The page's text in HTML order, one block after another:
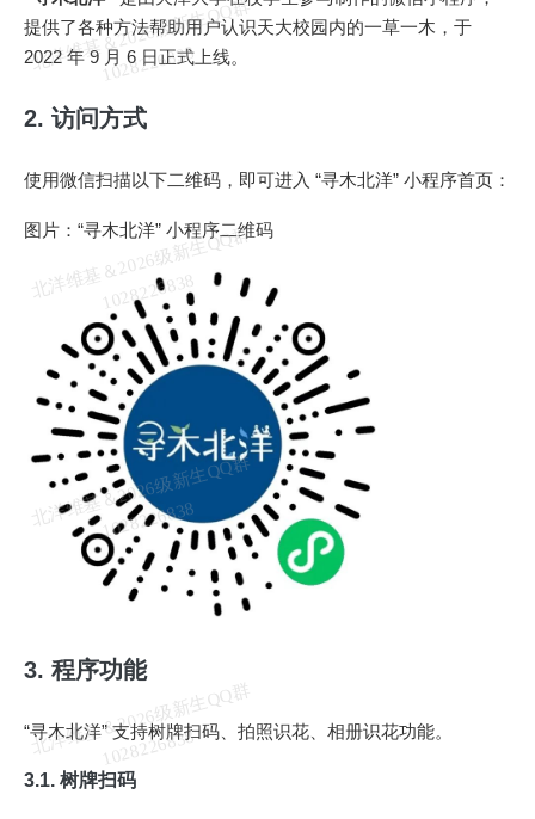
提供了各种方法帮助用户认识天大校园内的一草一木，于
2022 年 9 月 6 日正式上线。
2. 访问方式
使用微信扫描以下二维码，即可进入 “寻木北洋” 小程序首页：
图片：“寻木北洋” 小程序二维码
3. 程序功能
“寻木北洋” 支持树牌扫码、拍照识花、相册识花功能。
3.1. 树牌扫码
北
洋
维
基
＆
2
0
2
6
级
新
生
Q
Q
群
1
0
2
8
2
2
6
8
3
8
北
洋
维
基
＆
2
0
2
6
级
新
生
Q
Q
群
1
0
2
8
2
2
6
8
3
8
北
洋
维
基
＆
2
0
2
6
级
新
生
Q
Q
群
1
0
2
8
2
2
6
8
3
8
北
洋
维
基
＆
2
0
2
6
级
新
生
Q
Q
群
1
0
2
8
2
2
6
8
3
8